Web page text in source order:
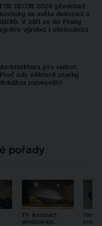
FOR DECOR 2026 představí
novinky ze světa dekorací a
dárků. V září se do Prahy
sjedou výrobci i obchodníci
Architektura pro radost:
Proč nás některé stavby
dokážou rozveselit?
pořady
TV Architect
představuje...